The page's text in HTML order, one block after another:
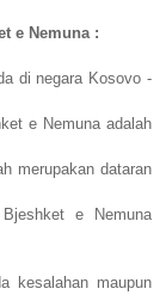
e Nemuna :
di negara Kosovo -
e Nemuna adalah
merupakan dataran
e Nemuna
kesalahan maupun